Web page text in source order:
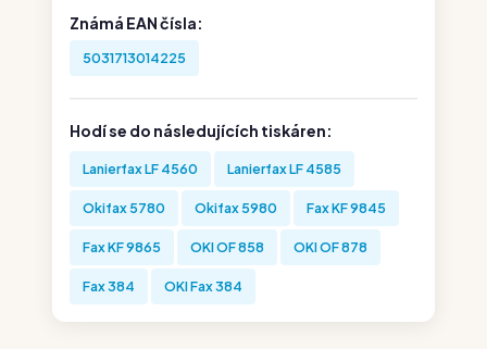
Známá EAN čísla:
5031713014225
Hodí se do následujících tiskáren:
Lanierfax LF 4560 Lanierfax LF 4585
Okifax 5780 Okifax 5980 Fax KF 9845
Fax KF 9865 OKI OF 858 OKI OF 878
Fax 384 OKI Fax 384